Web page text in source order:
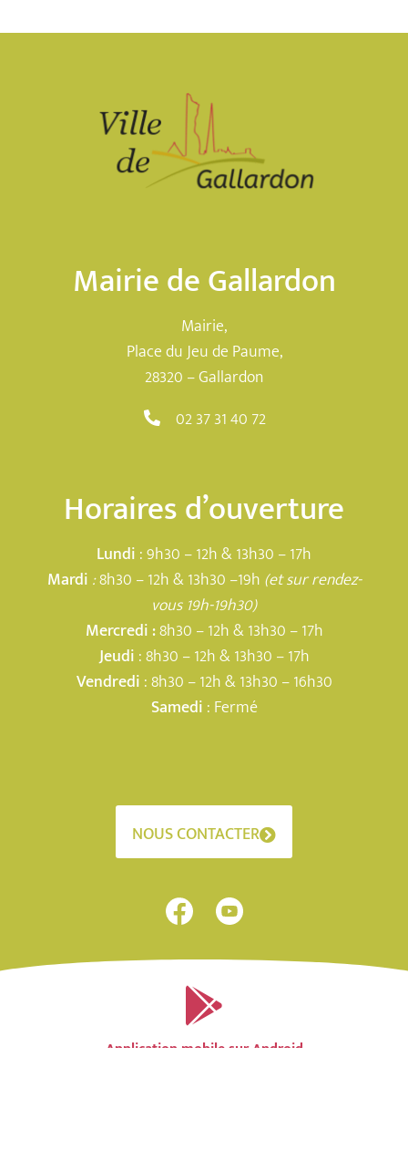
Mairie de Gallardon
Mairie,
Place du Jeu de Paume,
28320 – Gallardon
02 37 31 40 72
Horaires d’ouverture
Lundi : 9h30 – 12h & 13h30 – 17h
Mardi :8h30 – 12h & 13h30 –19h (et sur rendez-
vous 19h-19h30)
Mercredi :8h30 – 12h & 13h30 – 17h
Jeudi : 8h30 – 12h & 13h30 – 17h
Vendredi : 8h30 – 12h & 13h30 – 16h30
Samedi : Fermé
NOUS CONTACTER
Application mobile sur Android